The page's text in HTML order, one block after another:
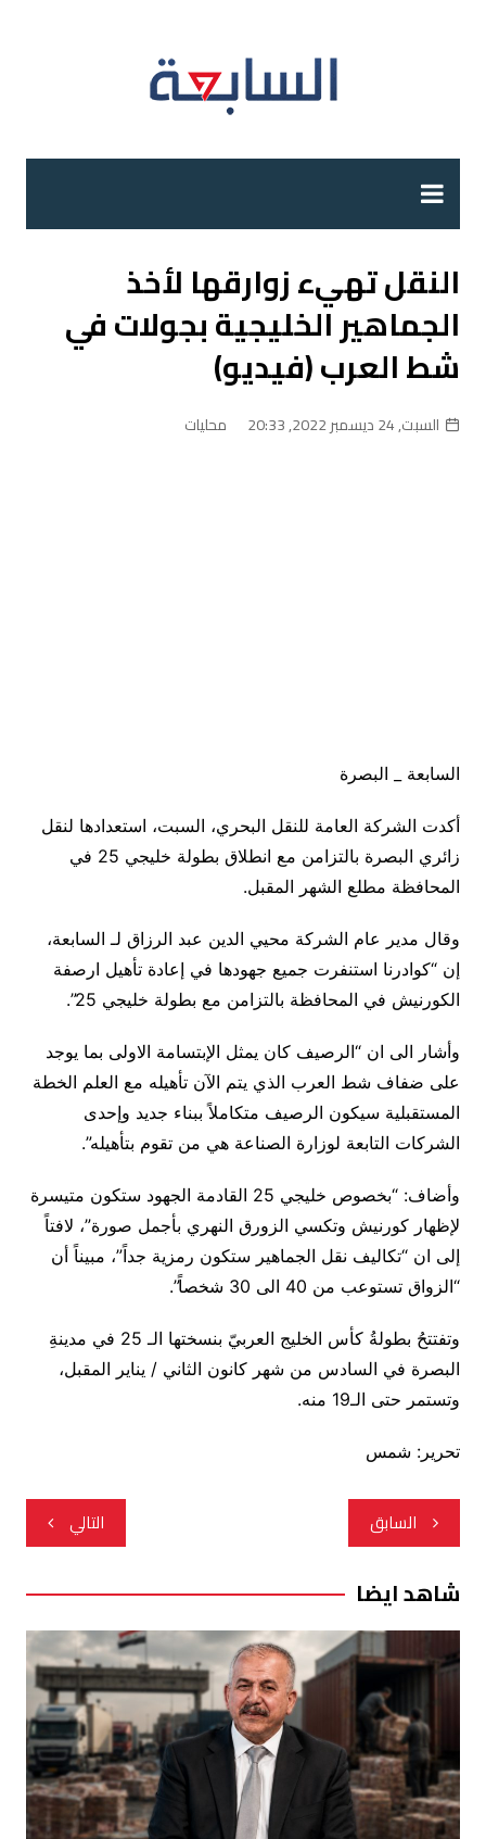
النقل تهيء زوارقها لأخذ
الجماهير الخليجية بجولات في
شط العرب (فيديو)
السبت, 24 ديسمبر 2022, 20:33 محليات
السابعة _ البصرة
أكدت الشركة العامة للنقل البحري، السبت، استعدادها لنقل
زائري البصرة بالتزامن مع انطلاق بطولة خليجي 25 في
المحافظة مطلع الشهر المقبل.
وقال مدير عام الشركة محيي الدين عبد الرزاق لـ السابعة،
إن “كوادرنا استنفرت جميع جهودها في إعادة تأهيل ارصفة
الكورنيش في المحافظة بالتزامن مع بطولة خليجي 25”.
وأشار الى ان “الرصيف كان يمثل الإبتسامة الاولى بما يوجد
على ضفاف شط العرب الذي يتم الآن تأهيله مع العلم الخطة
المستقبلية سيكون الرصيف متكاملاً ببناء جديد وإحدى
الشركات التابعة لوزارة الصناعة هي من تقوم بتأهيله”.
وأضاف: “بخصوص خليجي 25 القادمة الجهود ستكون متيسرة
لإظهار كورنيش وتكسي الزورق النهري بأجمل صورة”، لافتاً
إلى ان “تكاليف نقل الجماهير ستكون رمزية جداً”، مبيناً أن
“الزواق تستوعب من 40 الى 30 شخصاً”.
وتفتتحُ بطولةُ كأس الخليج العربيّ بنسختها الـ 25 في مدينةِ
البصرة في السادس من شهر كانون الثاني / يناير المقبل،
وتستمر حتى الـ19 منه.
تحرير: شمس
تصفّح
المقالات
السابق التالي
شاهد ايضا